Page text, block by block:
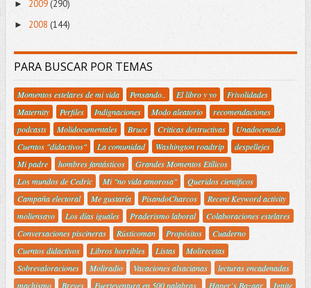
► 2009(290)
► 2008 (144)
PARA BUSCAR POR TEMAS
Momentos estelares de mi vida Pensando.. El libro y yo
Frivolidades
Maternity
Perfiles Indignaciones Modo aleatorio
recomendaciones
podcasts
Molidocumentales Bruce Criticas destructivas
Unadocenade
Cuentos "didactivos"
La comunidad Washington roadtrip
despellejes
Mi padre
hombres fantásticos
Grandes Momentos Etílicos
Los mundos de Cedric
Mi "no vida amorosa"
Queridos científicos
Campaña electoral
Me gustaría PisandoCharcos
Recent Keyword activity
moliensayo
Los días iguales Praderismo laboral
Colaboraciones estelares
Conversaciones piscineras
Rústicoman Propósitos
Cuaderno
Cuentos didactivos
Libros horribles Listas
Molirecetas
Sobrevaloraciones
Moliradio Vacaciones alsacianas
lecturas encadenadas
machismo
Breves Fuerteventura en 500 palabras. Haper´s Bazaar Ignite